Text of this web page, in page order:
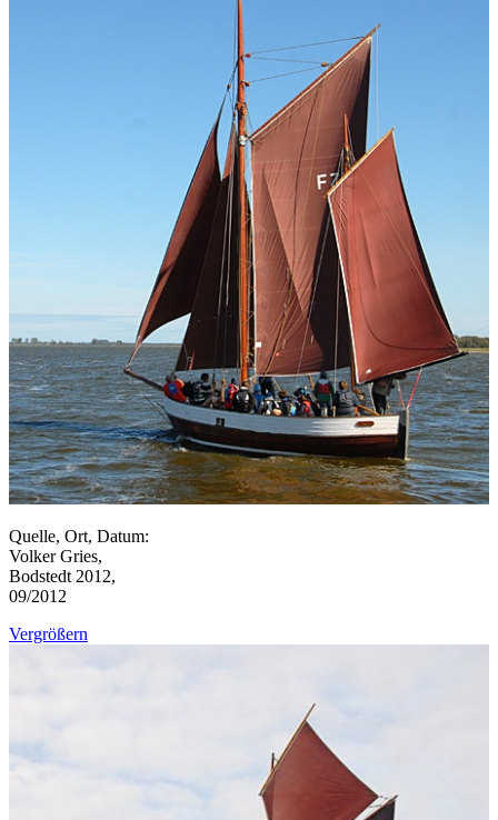
Quelle, Ort, Datum:
Volker Gries,
Bodstedt 2012,
09/2012
Vergrößern